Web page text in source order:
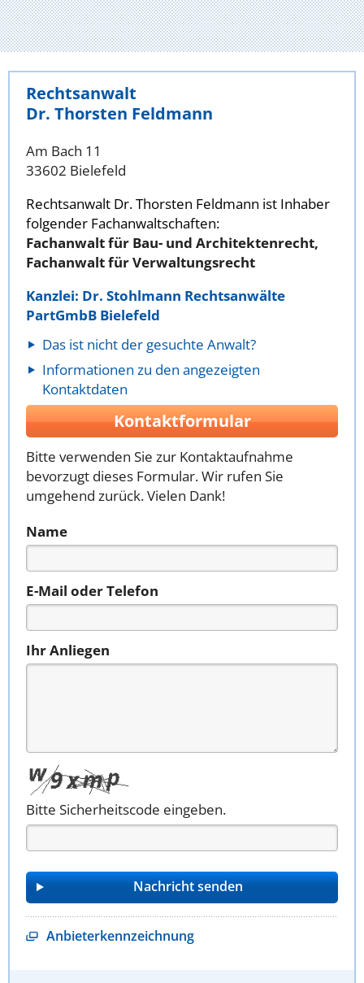
Rechtsanwalt
Dr. Thorsten Feldmann
Am Bach 11
33602 Bielefeld
Rechtsanwalt Dr. Thorsten Feldmann ist Inhaber
folgender Fachanwaltschaften:
Fachanwalt für Bau- und Architektenrecht,
Fachanwalt für Verwaltungsrecht
Kanzlei: Dr. Stohlmann Rechtsanwälte
PartGmbB Bielefeld
Das ist nicht der gesuchte Anwalt?
Informationen zu den angezeigten
Kontaktdaten
Kontaktformular
Bitte verwenden Sie zur Kontaktaufnahme
bevorzugt dieses Formular. Wir rufen Sie
umgehend zurück. Vielen Dank!
Name
E-Mail oder Telefon
Ihr Anliegen
Bitte Sicherheitscode eingeben.
Anbieterkennzeichnung